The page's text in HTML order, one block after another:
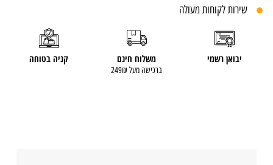
שירות לקוחות מעולה
יבואן רשמי משלוח חינם
ברכישה מעל 249₪
קניה בטוחה